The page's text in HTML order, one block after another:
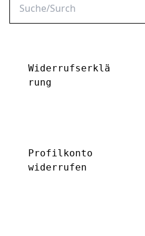
Widerrufserklä
rung
Profilkonto
widerrufen